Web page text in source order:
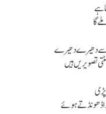
ہے
گا
سے دھیرے دھیرے
تصویریں ہیں
ہوئے